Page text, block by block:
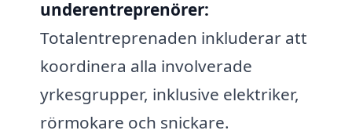
underentreprenörer:
Totalentreprenaden inkluderar att
koordinera alla involverade
yrkesgrupper, inklusive elektriker,
rörmokare och snickare.